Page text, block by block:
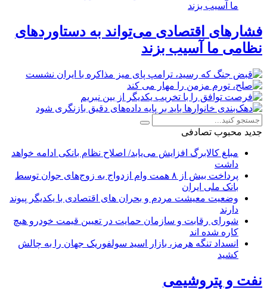
فشارهای اقتصادی می‌تواند به دستاوردهای
نظامی ما آسیب بزند
جدید محبوب تصادفی
مبلغ کالابرگ افزایش می‌یابد/ اصلاح نظام بانکی ادامه خواهد
داشت
پرداخت بیش از ۸ همت وام ازدواج به زوج‌های جوان توسط
بانک ملی ایران
وضعیت معیشت مردم و بحران های اقتصادی با یکدیگر پیوند
دارند
شورای رقابت و سازمان حمایت در تعیین قیمت خودرو هیچ
کاره شده اند
انسداد تنگه هرمز، بازار اسید سولفوریک جهان را به چالش
کشید
نفت و پتروشیمی